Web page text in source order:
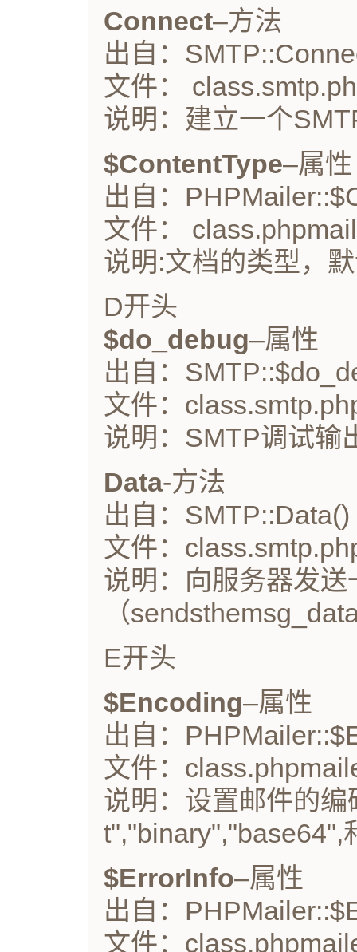
Connect–方法
出自：
文件：
说明：建立一个
$ContentType–属性
出自：
文件：
说明:文档的类型，
D开头
$do_debug–属性
出自：
文件：
说明：SMTP调试输
Data-方法
出自：SMTP::Data()
文件：
说明：向服务器发
（
E开头
$Encoding–属性
出自：
文件：
说明：设置邮件的
t","binary","base64",
$ErrorInfo–属性
出自：
文件：